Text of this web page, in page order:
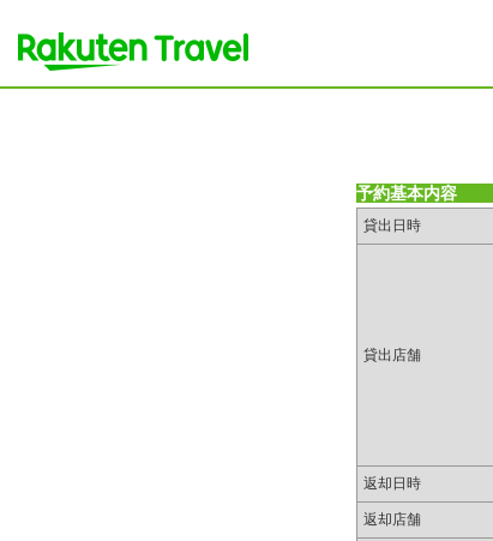
予約基本内容
貸出日時
貸出店舗
返却日時
返却店舗